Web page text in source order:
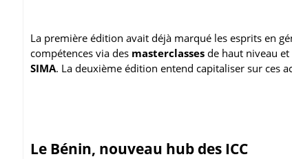
La première édition avait déjà marqué les esprits en
compétences via des masterclasses de haut niveau
SIMA. La deuxième édition entend capitaliser sur ces
Le Bénin, nouveau hub des ICC